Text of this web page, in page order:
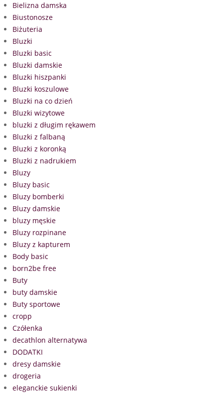
Bielizna damska
Biustonosze
Biżuteria
Bluzki
Bluzki basic
Bluzki damskie
Bluzki hiszpanki
Bluzki koszulowe
Bluzki na co dzień
Bluzki wizytowe
bluzki z długim rękawem
Bluzki z falbaną
Bluzki z koronką
Bluzki z nadrukiem
Bluzy
Bluzy basic
Bluzy bomberki
Bluzy damskie
bluzy męskie
Bluzy rozpinane
Bluzy z kapturem
Body basic
born2be free
Buty
buty damskie
Buty sportowe
cropp
Czółenka
decathlon alternatywa
DODATKI
dresy damskie
drogeria
eleganckie sukienki